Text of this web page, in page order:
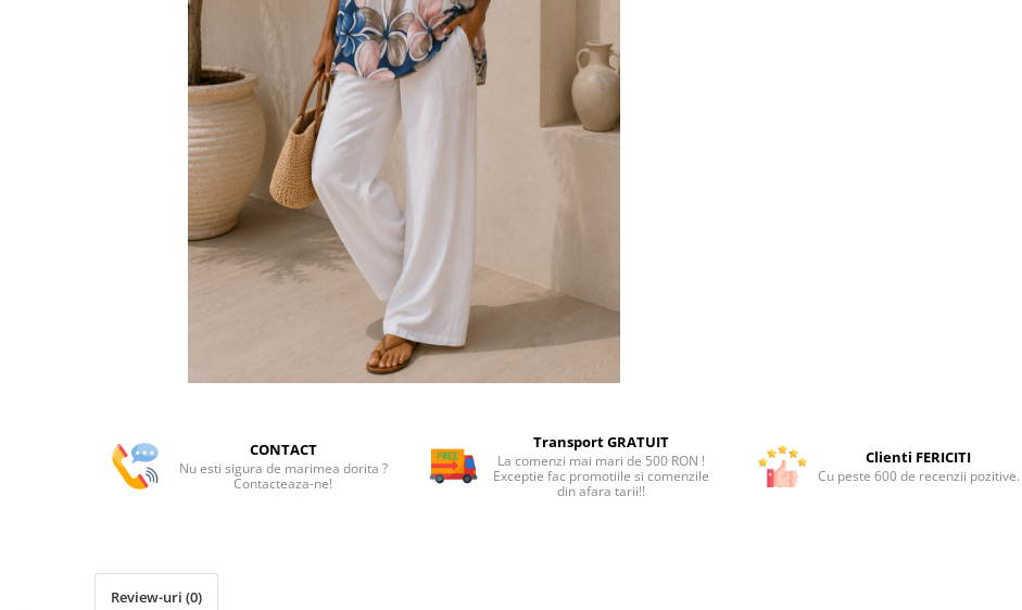
CONTACT
Nu esti sigura de marimea dorita ?
Contacteaza-ne!
Transport GRATUIT
La comenzi mai mari de 500 RON !
Exceptie fac promotiile si comenzile
din afara tarii!!
Clienti FERICITI
Cu peste 600 de recenzii pozitive.
Review-uri (0)